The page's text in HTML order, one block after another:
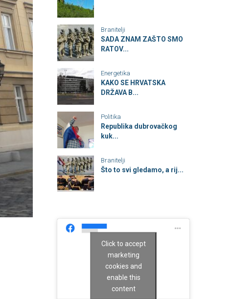
Branitelji
SADA ZNAM ZAŠTO SMO
RATOV...
Energetika
KAKO SE HRVATSKA
DRŽAVA B...
Politika
Republika dubrovačkog
kuk...
Branitelji
Što to svi gledamo, a rij...
Click to accept
marketing
cookies and
enable this
content